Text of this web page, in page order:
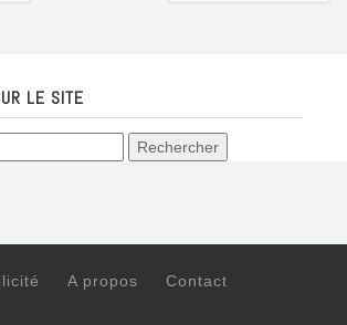
LE SITE
A propos Contact